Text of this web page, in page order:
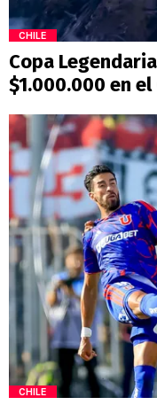
CHILE
Copa
$1.000.000 en
CHILE